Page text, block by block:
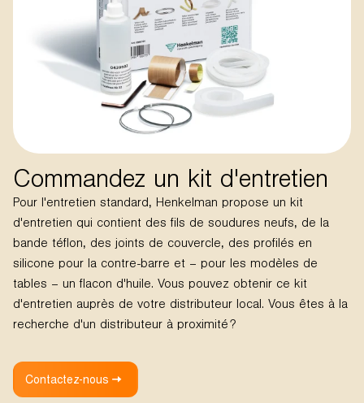
Commandez un kit d'entretien
Pour l'entretien standard, Henkelman propose un kit
d'entretien qui contient des fils de soudures neufs, de la
bande téflon, des joints de couvercle, des profilés en
silicone pour la contre-barre et – pour les modèles de
tables – un flacon d'huile. Vous pouvez obtenir ce kit
d'entretien auprès de votre distributeur local. Vous êtes à la
recherche d'un distributeur à proximité ?
Contactez-nous